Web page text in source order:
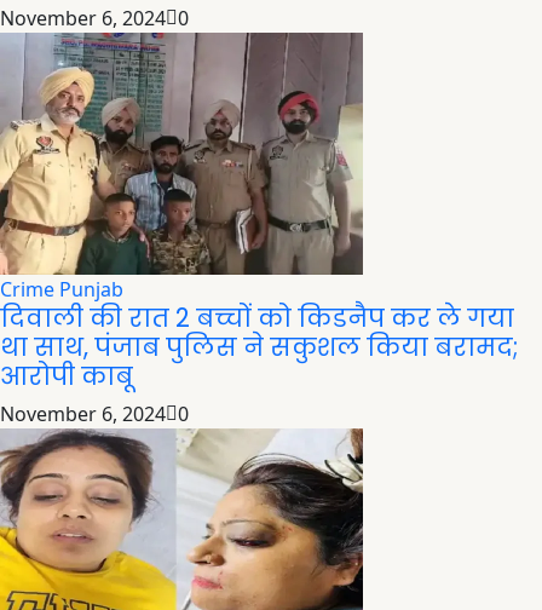
November 6, 2024 0
Crime Punjab
दिवाली की रात 2 बच्चों को किडनैप कर ले गया
था साथ, पंजाब पुलिस ने सकुशल किया बरामद;
आरोपी काबू
November 6, 2024 0